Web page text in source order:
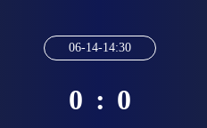
06-14-14:30
0 : 0